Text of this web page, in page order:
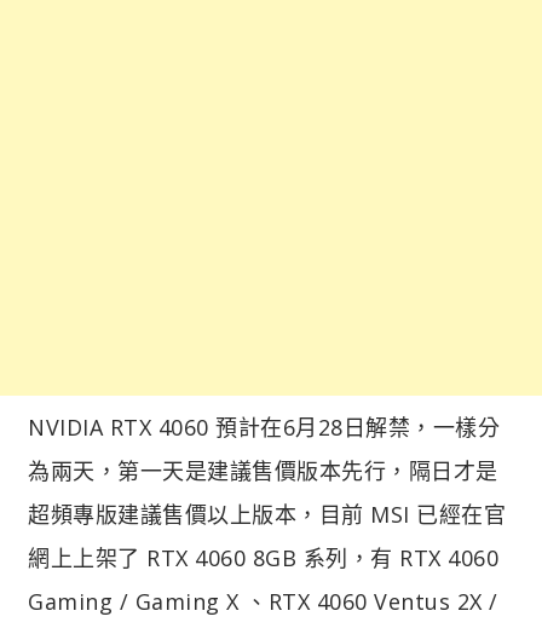
NVIDIA RTX 4060 預計在6月28日解禁，一樣分
為兩天，第一天是建議售價版本先行，隔日才是
超頻專版建議售價以上版本，目前 MSI 已經在官
網上上架了 RTX 4060 8GB 系列，有 RTX 4060
Gaming / Gaming X 、RTX 4060 Ventus 2X /